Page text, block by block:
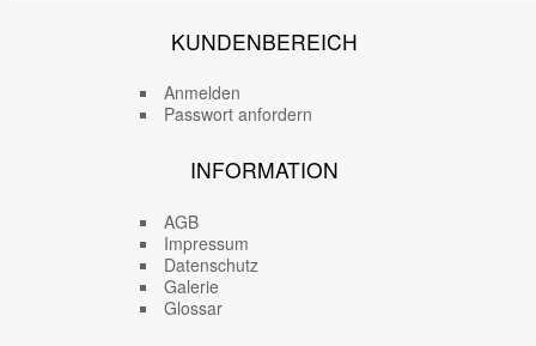
KUNDENBEREICH
Anmelden
Passwort anfordern
INFORMATION
AGB
Impressum
Datenschutz
Galerie
Glossar